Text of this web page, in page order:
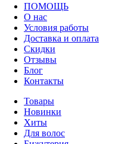
ПОМОЩЬ
О нас
Условия работы
Доставка и оплата
Скидки
Отзывы
Блог
Контакты
Товары
Новинки
Хиты
Для волос